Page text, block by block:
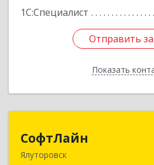
1С:Специалист
Отправить
Показать
Отправить
Назад
СофтЛайн
Ялуторовск627010, Тюменская